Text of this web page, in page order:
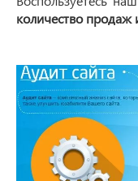
количество продаж